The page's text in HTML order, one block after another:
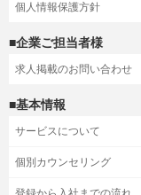
個人情報保護方針
■企業ご担当者様
求人掲載のお問い合わせ
■基本情報
サービスについて
個別カウンセリング